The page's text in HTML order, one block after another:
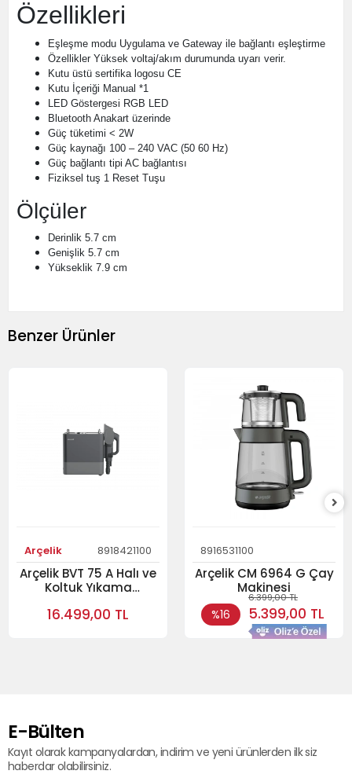
Özellikleri
Eşleşme modu Uygulama ve Gateway ile bağlantı eşleştirme
Özellikler Yüksek voltaj/akım durumunda uyarı verir.
Kutu üstü sertifika logosu CE
Kutu İçeriği Manual *1
LED Göstergesi RGB LED
Bluetooth Anakart üzerinde
Güç tüketimi < 2W
Güç kaynağı 100 – 240 VAC (50 60 Hz)
Güç bağlantı tipi AC bağlantısı
Fiziksel tuş 1 Reset Tuşu
Ölçüler
Derinlik 5.7 cm
Genişlik 5.7 cm
Yükseklik 7.9 cm
Benzer Ürünler
Arçelik 8918421100
Arçelik BVT 75 A Halı ve
Koltuk Yıkama
16.499,00 TL
8916531100
Arçelik CM 6964 G Çay
Makinesi
%16
6.399,00 TL
5.399,00 TL
E-Bülten
Kayıt olarak kampanyalardan, indirim ve yeni ürünlerden ilk siz
haberdar olabilirsiniz.